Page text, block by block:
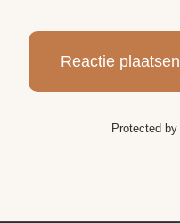
Protected by